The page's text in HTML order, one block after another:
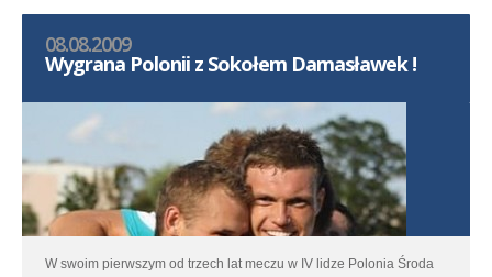
08.08.2009
Wygrana Polonii z Sokołem Damasławek !
W swoim pierwszym od trzech lat meczu w IV lidze Polonia Środa